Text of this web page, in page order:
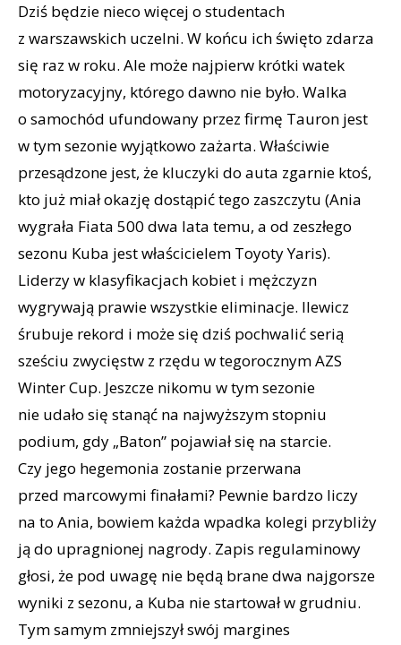
Dziś będzie nieco więcej o studentach
z warszawskich uczelni. W końcu ich święto zdarza
się raz w roku. Ale może najpierw krótki watek
motoryzacyjny, którego dawno nie było. Walka
o samochód ufundowany przez firmę Tauron jest
w tym sezonie wyjątkowo zażarta. Właściwie
przesądzone jest, że kluczyki do auta zgarnie ktoś,
kto już miał okazję dostąpić tego zaszczytu (Ania
wygrała Fiata 500 dwa lata temu, a od zeszłego
sezonu Kuba jest właścicielem Toyoty Yaris).
Liderzy w klasyfikacjach kobiet i mężczyzn
wygrywają prawie wszystkie eliminacje. Ilewicz
śrubuje rekord i może się dziś pochwalić serią
sześciu zwycięstw z rzędu w tegorocznym AZS
Winter Cup. Jeszcze nikomu w tym sezonie
nie udało się stanąć na najwyższym stopniu
podium, gdy „Baton” pojawiał się na starcie.
Czy jego hegemonia zostanie przerwana
przed marcowymi finałami? Pewnie bardzo liczy
na to Ania, bowiem każda wpadka kolegi przybliży
ją do upragnionej nagrody. Zapis regulaminowy
głosi, że pod uwagę nie będą brane dwa najgorsze
wyniki z sezonu, a Kuba nie startował w grudniu.
Tym samym zmniejszył swój margines